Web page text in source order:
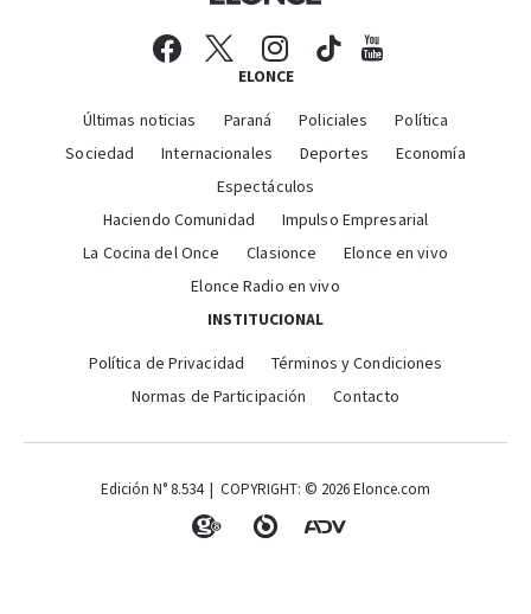
ELONCE
Últimas noticias Paraná Policiales
Política
Sociedad
Internacionales Deportes
Economía
Espectáculos
Haciendo Comunidad
Impulso Empresarial
La Cocina del Once
Clasionce
Elonce en vivo
Elonce Radio en vivo
INSTITUCIONAL
Política de Privacidad
Términos y Condiciones
Normas de Participación
Contacto
Edición N° 8.534 | COPYRIGHT: © 2026 Elonce.com